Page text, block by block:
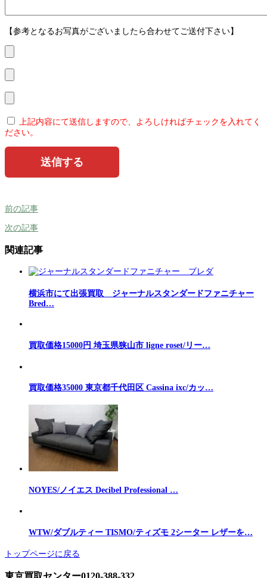
【参考となるお写真がございましたら合わせてご送付下さい】
上記内容にて送信しますので、よろしければチェックを入れてく
ださい。
前の記事
次の記事
関連記事
横浜市にて出張買取 ジャーナルスタンダードファニチャー
Bred…
買取価格15000円 埼玉県狭山市 ligne roset/リー…
買取価格35000 東京都千代田区 Cassina ixc/カッ…
NOYES/ノイエス Decibel Professional …
WTW/ダブルティー TISMO/ティズモ 2シーター レザーを…
トップページに戻る